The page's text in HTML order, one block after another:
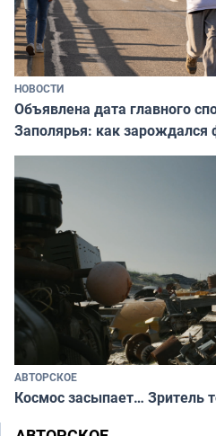
НОВОСТИ
Объявлена дата главного
Заполярья: как зарождался
АВТОРСКОЕ
Космос засыпает… Зритель